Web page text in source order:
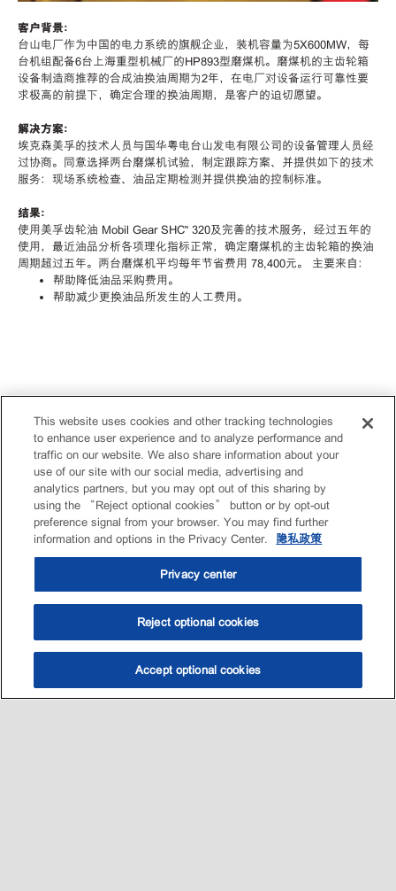
选油助手 查找门店
客户背景：
台山电厂作为中国的电力系统的旗舰企业，装机容量为5X600MW，每
台机组配备6台上海重型机械厂的HP893型磨煤机。磨煤机的主齿轮箱
设备制造商推荐的合成油换油周期为2年，在电厂对设备运行可靠性要
求极高的前提下，确定合理的换油周期，是客户的迫切愿望。
解决方案：
埃克森美孚的技术人员与国华粤电台山发电有限公司的设备管理人员经
过协商。同意选择两台磨煤机试验，制定跟踪方案、并提供如下的技术
服务：现场系统检查、油品定期检测并提供换油的控制标准。
结果：
使用美孚齿轮油 Mobil Gear SHC™ 320及完善的技术服务，经过五年的
使用，最近油品分析各项理化指标正常，确定磨煤机的主齿轮箱的换油
周期超过五年。两台磨煤机平均每年节省费用 78,400元。 主要来自：
帮助降低油品采购费用。
帮助减少更换油品所发生的人工费用。
This website uses cookies and other tracking technologies
to enhance user experience and to analyze performance and
traffic on our website. We also share information about your
use of our site with our social media, advertising and
analytics partners, but you may opt out of this sharing by
using the “Reject optional cookies” button or by opt-out
preference signal from your browser. You may find further
information and options in the Privacy Center.
隐私政策
Privacy center
Reject optional cookies
Accept optional cookies